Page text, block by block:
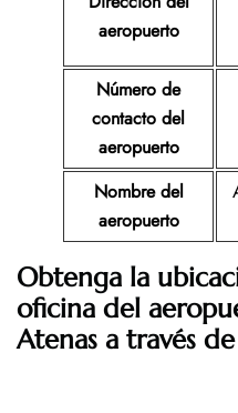
aeropuerto
Número de
contacto del
aeropuerto
Nombre del
aeropuerto
Obtenga la
oficina del
Atenas a través